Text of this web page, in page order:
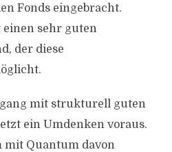
Fonds eingebracht.
einen sehr guten
der diese
mit strukturell guten
ein Umdenken voraus.
mit Quantum davon